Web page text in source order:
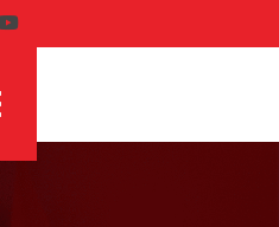
TOPLAYIN PILINIZI